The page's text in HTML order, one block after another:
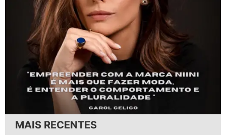
MAIS RECENTES